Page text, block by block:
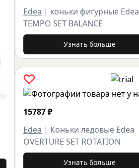
Edea | коньки фигурные Edea
TEMPO SET BALANCE
Узнать больше
15787₽
Edea | Коньки ледовые Edea
OVERTURE SET ROTATION
Узнать больше